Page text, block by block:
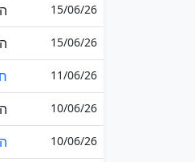
15/06/26
15/06/26
11/06/26
10/06/26
10/06/26